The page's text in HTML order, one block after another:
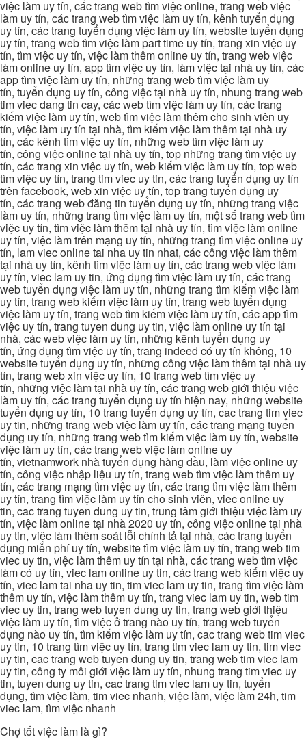
việc làm uy tín, các trang web tìm việc online, trang web việc
làm uy tín, các trang web tìm việc làm uy tín, kênh tuyển dụng
uy tín, các trang tuyển dụng việc làm uy tín, website tuyển dụng
uy tín, trang web tìm việc làm part time uy tín, trang xin việc uy
tín, tìm việc uy tín, việc làm thêm online uy tín, trang web việc
làm online uy tín, app tìm việc uy tín, làm việc tại nhà uy tín, các
app tìm việc làm uy tín, những trang web tìm việc làm uy
tín, tuyển dụng uy tín, công việc tại nhà uy tín, nhung trang web
tim viec dang tin cay, các web tìm việc làm uy tín, các trang
kiếm việc làm uy tín, web tìm việc làm thêm cho sinh viên uy
tín, việc làm uy tín tại nhà, tìm kiếm việc làm thêm tại nhà uy
tín, các kênh tìm việc uy tín, những web tìm việc làm uy
tín, công việc online tại nhà uy tín, top những trang tìm việc uy
tín, các trang xin việc uy tín, web kiếm việc làm uy tín, top web
tìm việc uy tín, trang tim viec uy tin, các trang tuyển dụng uy tín
trên facebook, web xin việc uy tín, top trang tuyển dụng uy
tín, các trang web đăng tin tuyển dụng uy tín, những trang việc
làm uy tín, những trang tìm việc làm uy tín, một số trang web tìm
việc uy tín, tìm việc làm thêm tại nhà uy tín, tìm việc làm online
uy tín, việc làm trên mạng uy tín, những trang tìm việc online uy
tín, lam viec online tai nha uy tin nhat, các công việc làm thêm
tại nhà uy tín, kênh tìm việc làm uy tín, các trang web việc làm
uy tín, viec lam uy tin, ứng dụng tìm việc làm uy tín, các trang
web tuyển dụng việc làm uy tín, những trang tìm kiếm việc làm
uy tín, trang web kiếm việc làm uy tín, trang web tuyển dụng
việc làm uy tín, trang web tìm kiếm việc làm uy tín, các app tìm
việc uy tín, trang tuyen dung uy tin, việc làm online uy tín tại
nhà, các web việc làm uy tín, những kênh tuyển dụng uy
tín, ứng dụng tìm việc uy tín, trang indeed có uy tín không, 10
website tuyển dụng uy tín, những công việc làm thêm tại nhà uy
tín, trang web xin việc uy tín, 10 trang web tìm việc uy
tín, những việc làm tại nhà uy tín, các trang web giới thiệu việc
làm uy tín, các trang tuyển dụng uy tín hiện nay, những website
tuyển dụng uy tín, 10 trang tuyển dụng uy tín, cac trang tim viec
uy tin, những trang web việc làm uy tín, các trang mạng tuyển
dụng uy tín, những trang web tìm kiếm việc làm uy tín, website
việc làm uy tín, các trang web việc làm online uy
tín, vietnamwork nhà tuyển dụng hàng đầu, làm việc online uy
tín, công việc nhập liệu uy tín, trang web tìm việc làm thêm uy
tín, các trang mạng tìm việc uy tín, các trang tìm việc làm thêm
uy tín, trang tìm việc làm uy tín cho sinh viên, viec online uy
tin, cac trang tuyen dung uy tin, trung tâm giới thiệu việc làm uy
tín, việc làm online tại nhà 2020 uy tín, công việc online tại nhà
uy tin, việc làm thêm soát lỗi chính tả tại nhà, các trang tuyển
dụng miễn phí uy tín, website tìm việc làm uy tín, trang web tim
viec uy tin, việc làm thêm uy tín tại nhà, các trang web tìm việc
làm có uy tín, viec lam online uy tin, các trang web kiếm việc uy
tín, viec lam tai nha uy tin, tim viec lam uy tin, trang tìm việc làm
thêm uy tín, việc làm thêm uy tín, trang viec lam uy tin, web tim
viec uy tin, trang web tuyen dung uy tin, trang web giới thiệu
việc làm uy tín, tìm việc ở trang nào uy tín, trang web tuyển
dụng nào uy tín, tìm kiếm việc làm uy tín, cac trang web tim viec
uy tin, 10 trang tìm việc uy tín, trang tim viec lam uy tin, tim viec
uy tin, cac trang web tuyen dung uy tin, trang web tim viec lam
uy tin, công ty môi giới việc làm uy tín, nhung trang tim viec uy
tin, tuyen dung uy tin, cac trang tim viec lam uy tin, tuyển
dụng, tìm việc làm, tim viec nhanh, việc làm, việc làm 24h, tim
viec lam, tìm việc nhanh
Chợ tốt việc làm là gì?